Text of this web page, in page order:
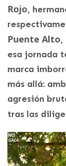
Rojo,
Puente Alto,
esa jornada
marca
más allá:
agresión
tras las